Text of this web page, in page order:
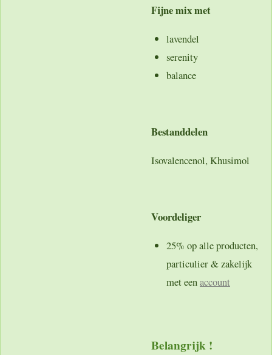
Fijne mix met
lavendel
serenity
balance
Bestanddelen
Isovalencenol, Khusimol
Voordeliger
25% op alle producten,
particulier & zakelijk
met een account
Belangrijk !